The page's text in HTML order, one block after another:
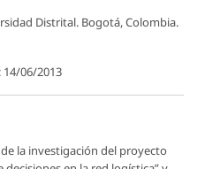
Distrital. Bogotá, Colombia.
14/06/2013
la investigación del proyecto